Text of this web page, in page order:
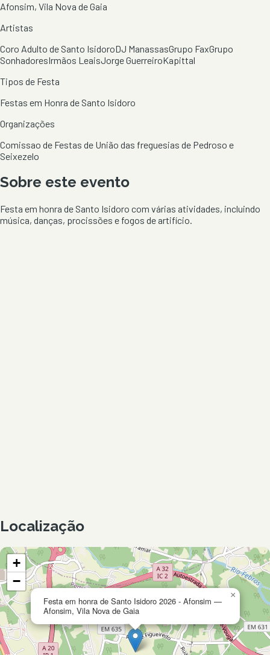
Afonsim, Vila Nova de Gaia
Artistas
Coro Adulto de Santo IsidoroDJ ManassasGrupo FaxGrupo
SonhadoresIrmãos LeaisJorge GuerreiroKapittal
Tipos de Festa
Festas em Honra de Santo Isidoro
Organizações
Comissao de Festas de União das freguesias de Pedroso e
Seixezelo
Sobre este evento
Festa em honra de Santo Isidoro com várias atividades, incluindo
música, danças, procissões e fogos de artifício.
Localização
Festa em honra de Santo Isidoro 2026 - Afonsim —
Afonsim, Vila Nova de Gaia
×
+
−